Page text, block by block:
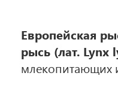
Европейская
рысь (лат. Lynx
млекопитающих